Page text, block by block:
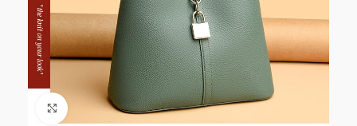
Click to enlarge